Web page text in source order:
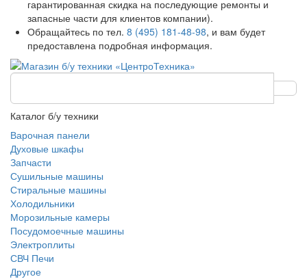
гарантированная скидка на последующие ремонты и
запасные части для клиентов компании).
Обращайтесь по тел. 8 (495) 181-48-98, и вам будет
предоставлена подробная информация.
Каталог б/у техники
Варочная панели
Духовые шкафы
Запчасти
Сушильные машины
Стиральные машины
Холодильники
Морозильные камеры
Посудомоечные машины
Электроплиты
СВЧ Печи
Другое